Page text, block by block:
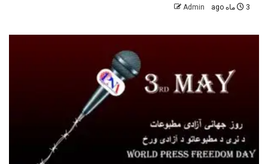
3 ماه ago Admin